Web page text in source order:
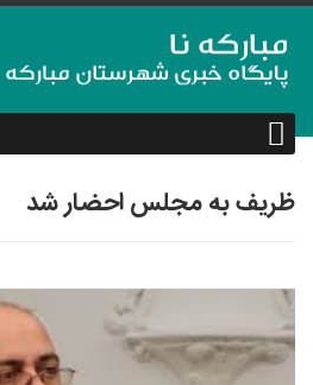
ظریف به مجلس احضار شد